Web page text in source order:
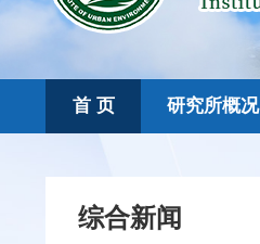
首 页 研究所概况
综合新闻